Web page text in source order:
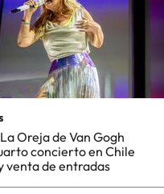
Oreja de Van Gogh
concierto en Chile
venta de entradas